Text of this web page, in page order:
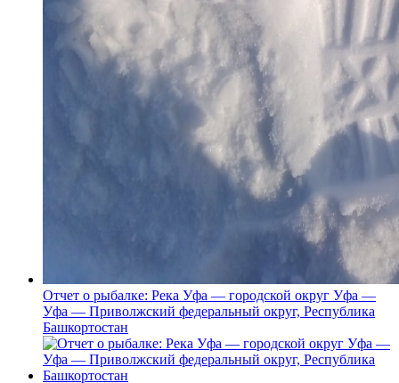
Отчет о рыбалке: Река Уфа — городской округ Уфа —
Уфа — Приволжский федеральный округ, Республика
Башкортостан